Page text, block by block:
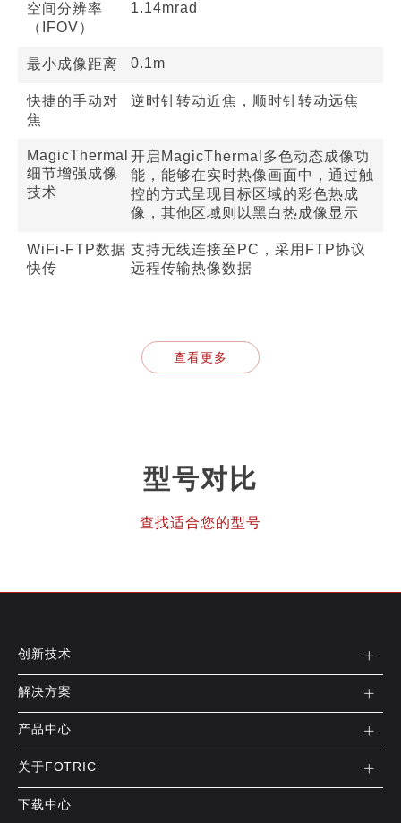
空间分辨率
（IFOV）
1.14mrad
最小成像距离 0.1m
快捷的手动对
焦
逆时针转动近焦，顺时针转动远焦
MagicThermal
细节增强成像
技术
开启MagicThermal多色动态成像功
能，能够在实时热像画面中，通过触
控的方式呈现目标区域的彩色热成
像，其他区域则以黑白热成像显示
WiFi-FTP数据
快传
支持无线连接至PC，采用FTP协议
远程传输热像数据
查看更多
型号对比
查找适合您的型号
创新技术
解决方案
产品中心
关于FOTRIC
下载中心